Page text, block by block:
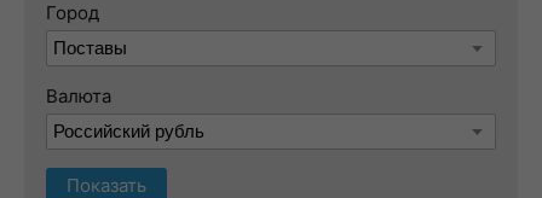
Город
Валюта
Показать